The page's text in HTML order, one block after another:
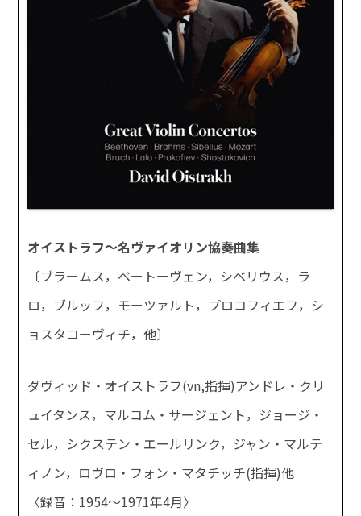
オイストラフ～名ヴァイオリン協奏曲集
〔ブラームス，ベートーヴェン，シベリウス，ラ
ロ，ブルッフ，モーツァルト，プロコフィエフ，シ
ョスタコーヴィチ，他〕
ダヴィッド・オイストラフ(vn,指揮)アンドレ・クリ
ュイタンス，マルコム・サージェント，ジョージ・
セル，シクステン・エールリンク，ジャン・マルテ
ィノン，ロヴロ・フォン・マタチッチ(指揮)他
〈録音：1954～1971年4月〉